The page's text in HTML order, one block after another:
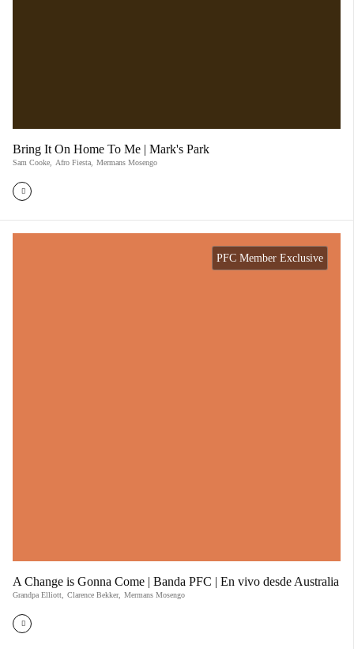
Bring It On Home To Me | Mark's Park
Sam Cooke Afro Fiesta Mermans Mosengo
PFC Member Exclusive
A Change is Gonna Come | Banda PFC | En vivo desde Australia
Grandpa Elliott Clarence Bekker, Mermans Mosengo